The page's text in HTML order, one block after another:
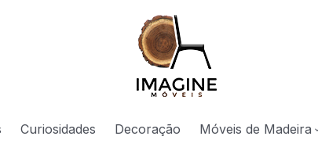
Curiosidades Decoração Móveis de Madeira